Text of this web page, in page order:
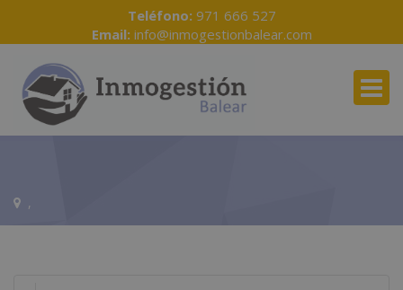
Teléfono: 971 666 527
Email: info@inmogestionbalear.com
,